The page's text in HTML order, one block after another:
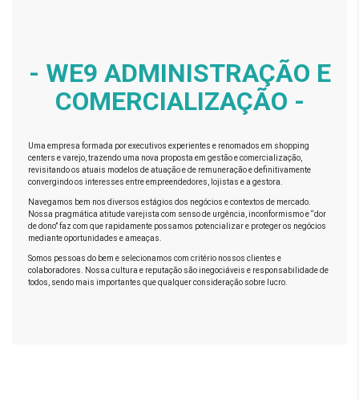
- WE9 ADMINISTRAÇÃO E
COMERCIALIZAÇÃO -
Uma empresa formada por executivos experientes e renomados em shopping
centers e varejo, trazendo uma nova proposta em gestão e comercialização,
revisitando os atuais modelos de atuação e de remuneração e definitivamente
convergindo os interesses entre empreendedores, lojistas e a gestora.
Navegamos bem nos diversos estágios dos negócios e contextos de mercado.
Nossa pragmática atitude varejista com senso de urgência, inconformismo e “dor
de dono” faz com que rapidamente possamos potencializar e proteger os negócios
mediante oportunidades e ameaças.
Somos pessoas do bem e selecionamos com critério nossos clientes e
colaboradores. Nossa cultura e reputação são inegociáveis e responsabilidade de
todos, sendo mais importantes que qualquer consideração sobre lucro.